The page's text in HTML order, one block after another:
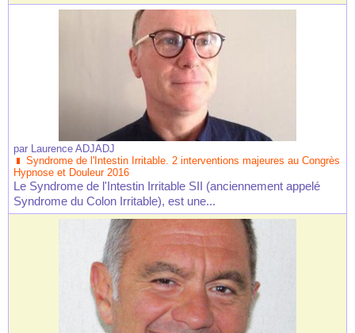
par Laurence ADJADJ
Syndrome de l'Intestin Irritable. 2 interventions majeures au Congrès
Hypnose et Douleur 2016
Le Syndrome de l'Intestin Irritable SII (anciennement appelé
Syndrome du Colon Irritable), est une...